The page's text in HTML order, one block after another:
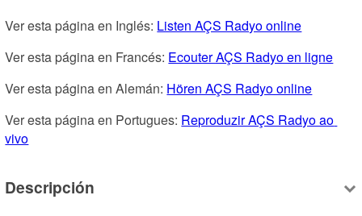
Ver esta página en Inglés: Listen AÇS Radyo online
Ver esta página en Francés: Ecouter AÇS Radyo en ligne
Ver esta página en Alemán: Hören AÇS Radyo online
Ver esta página en Portugues: Reproduzir AÇS Radyo ao
vivo
Descripción